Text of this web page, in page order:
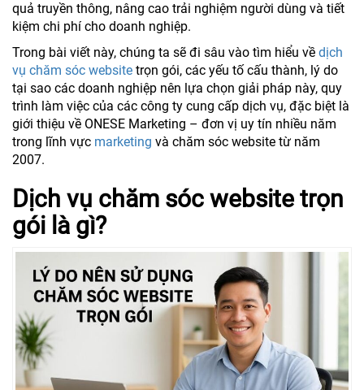
quả truyền thông, nâng cao trải nghiệm người dùng và tiết
kiệm chi phí cho doanh nghiệp.
Trong bài viết này, chúng ta sẽ đi sâu vào tìm hiểu về dịch
vụ chăm sóc website trọn gói, các yếu tố cấu thành, lý do
tại sao các doanh nghiệp nên lựa chọn giải pháp này, quy
trình làm việc của các công ty cung cấp dịch vụ, đặc biệt là
giới thiệu về ONESE Marketing – đơn vị uy tín nhiều năm
trong lĩnh vực marketing và chăm sóc website từ năm
2007.
Dịch vụ chăm sóc website trọn
gói là gì?